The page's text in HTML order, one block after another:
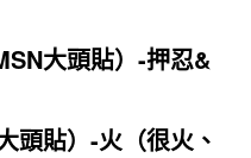
大頭貼）-押忍&
頭貼）-火（很火、